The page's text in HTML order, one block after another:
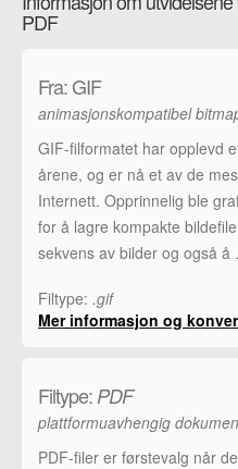
PDF
Fra: GIF
animasjonskompatibel
GIF-filformatet har opplevd
årene, og er nå et av de
Internett. Opprinnelig ble
for å lagre kompakte
sekvens av bilder og også
Filtype: .gif
Mer informasjon og
Filtype: PDF
plattformuavhengig
PDF-filer er førstevalg når